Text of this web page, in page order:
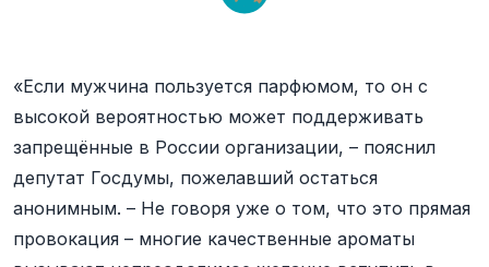
«Если мужчина пользуется парфюмом, то он с
высокой вероятностью может поддерживать
запрещённые в России организации, – пояснил
депутат Госдумы, пожелавший остаться
анонимным. – Не говоря уже о том, что это прямая
провокация – многие качественные ароматы